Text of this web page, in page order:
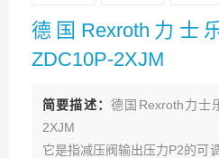
德国Rexroth力士
ZDC10P-2XJM
简要描述：德国Rexroth力士
2XJM
它是指减压阀输出压力P2的可